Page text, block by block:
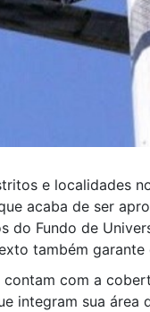
e localidades
acaba de ser
Fundo de
também
com a
integram sua